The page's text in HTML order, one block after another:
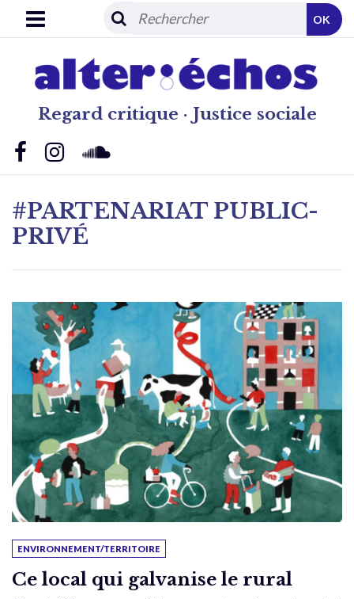
Regard critique · Justice sociale
OK
#PARTENARIAT PUBLIC-
PRIVÉ
ENVIRONNEMENT/TERRITOIRE
Ce local qui galvanise le rural